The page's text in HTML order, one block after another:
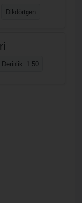
Dikdörtgen
Derinlik: 1.50